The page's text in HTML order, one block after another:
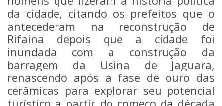
da cidade, citando os prefeitos que o
antecederam na reconstrução de
Rifaina depois que a cidade foi
inundada com a construção da
barragem da Usina de Jaguara,
renascendo após a fase de ouro das
cerâmicas para explorar seu potencial
turístico a partir do começo da década